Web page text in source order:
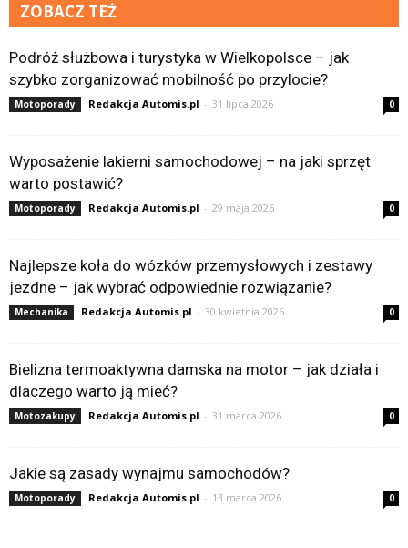
ZOBACZ TEŻ
Podróż służbowa i turystyka w Wielkopolsce – jak
szybko zorganizować mobilność po przylocie?
Motoporady Redakcja Automis.pl - 31 lipca 2026 0
Wyposażenie lakierni samochodowej – na jaki sprzęt
warto postawić?
Motoporady Redakcja Automis.pl - 29 maja 2026 0
Najlepsze koła do wózków przemysłowych i zestawy
jezdne – jak wybrać odpowiednie rozwiązanie?
Mechanika Redakcja Automis.pl - 30 kwietnia 2026 0
Bielizna termoaktywna damska na motor – jak działa i
dlaczego warto ją mieć?
Motozakupy Redakcja Automis.pl - 31 marca 2026 0
Jakie są zasady wynajmu samochodów?
Motoporady Redakcja Automis.pl - 13 marca 2026 0